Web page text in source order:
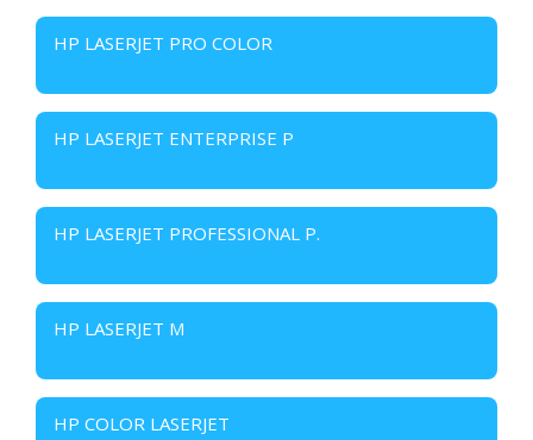
HP LASERJET PRO COLOR
HP LASERJET ENTERPRISE P
HP LASERJET PROFESSIONAL P.
HP LASERJET M
HP COLOR LASERJET